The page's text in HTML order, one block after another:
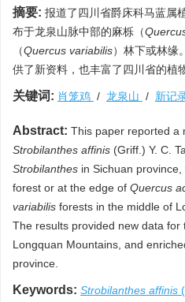
摘要: 报道了四川省爵床科马蓝属
布于龙泉山脉中部的麻栎（
（Quercus variabilis）林下或林缘
供了新资料，也丰富了四川省的植
关键词: 肖笼鸡 / 龙泉山 / 新记
Abstract: This paper reported a
Strobilanthes affinis (Griff.) Y. C.
Strobilanthes in Sichuan
forest or at the edge of Quercus
variabilis forests in the middle of
The results provided new data for
Longquan Mountains, and
province.
Keywords: Strobilanthes affinis